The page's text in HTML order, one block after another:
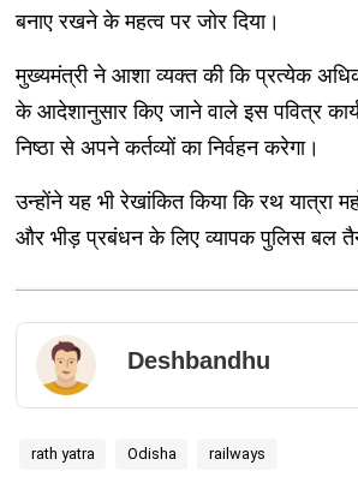
बनाए रखने के महत्व पर जोर दिया।
मुख्यमंत्री ने आशा व्यक्त की कि प्रत्येक
के आदेशानुसार किए जाने वाले इस पवित्र
निष्ठा से अपने कर्तव्यों का निर्वहन करेगा।
उन्होंने यह भी रेखांकित किया कि रथ यात्रा
और भीड़ प्रबंधन के लिए व्यापक पुलिस बल
Deshbandhu
rath yatra Odisha railways